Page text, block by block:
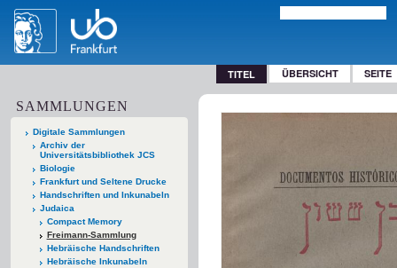
TITEL ÜBERSICHT SEITE
SAMMLUNGEN
Digitale Sammlungen
Archiv der
Universitätsbibliothek JCS
Biologie
Frankfurt und Seltene Drucke
Handschriften und Inkunabeln
Judaica
Compact Memory
Freimann-Sammlung
Hebräische Handschriften
Hebräische Inkunabeln